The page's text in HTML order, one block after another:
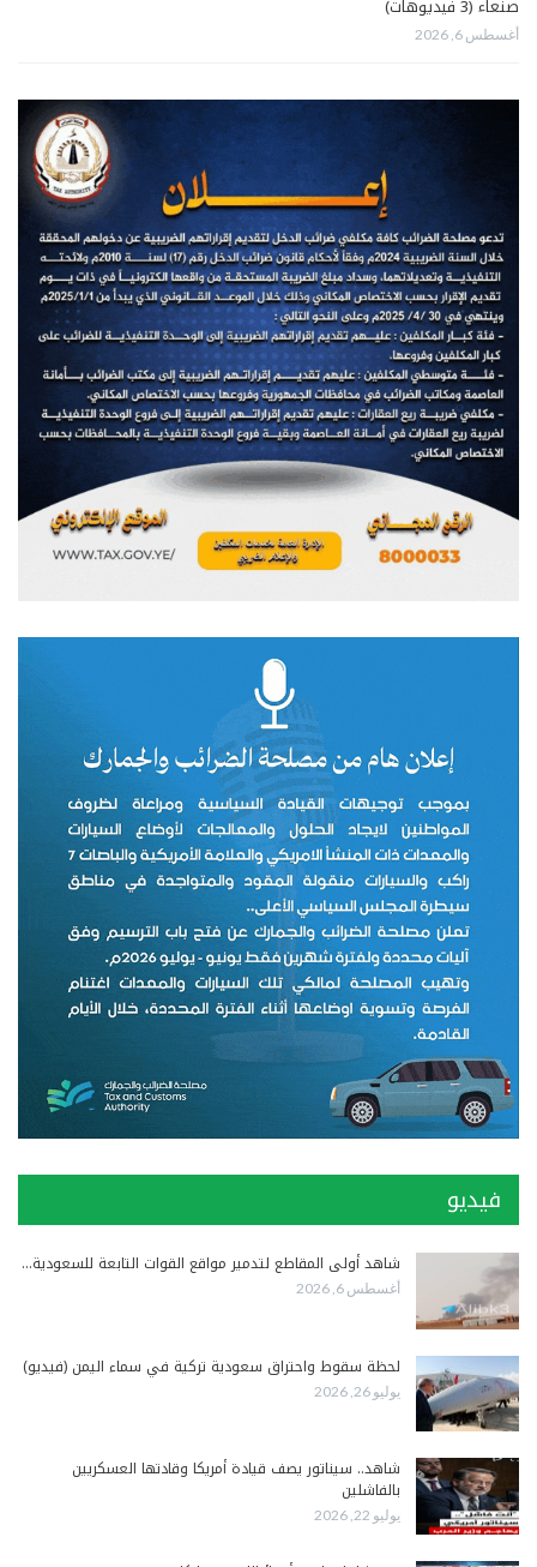
صنعاء (3 فيديوهات)
أغسطس 6, 2026
فيديو
شاهد أولى المقاطع لتدمير مواقع القوات التابعة للسعودية…
أغسطس 6, 2026
لحظة سقوط واحتراق سعودية تركية في سماء اليمن (فيديو)
يوليو 26, 2026
شاهد.. سيناتور يصف قيادة أمريكا وقادتها العسكريين
بالفاشلين
يوليو 22, 2026